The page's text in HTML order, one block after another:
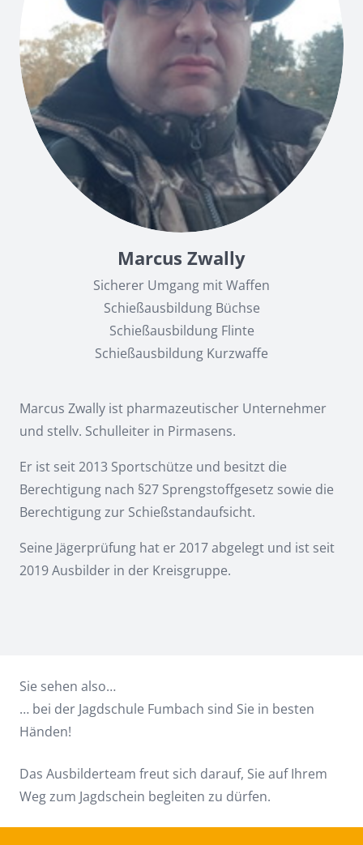
Marcus Zwally
Sicherer Umgang mit Waffen
Schießausbildung Büchse
Schießausbildung Flinte
Schießausbildung Kurzwaffe
Marcus Zwally ist pharmazeutischer Unternehmer
und stellv. Schulleiter in Pirmasens.
Er ist seit 2013 Sportschütze und besitzt die
Berechtigung nach §27 Sprengstoffgesetz sowie die
Berechtigung zur Schießstandaufsicht.
Seine Jägerprüfung hat er 2017 abgelegt und ist seit
2019 Ausbilder in der Kreisgruppe.
Sie sehen also…
… bei der Jagdschule Fumbach sind Sie in besten
Händen!
Das Ausbilderteam freut sich darauf, Sie auf Ihrem
Weg zum Jagdschein begleiten zu dürfen.